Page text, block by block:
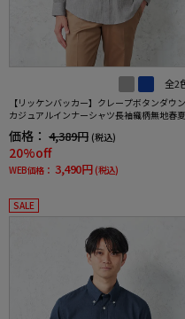
全2
【リッケンバッカー】クレープボタンダウン
カジュアルインナーシャツ長袖織柄無地春夏
価格： 4,389円 (税込)
20%off
WEB価格： 3,490円 (税込)
SALE